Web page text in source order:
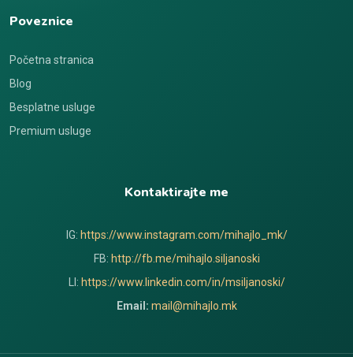
Poveznice
Početna stranica
Blog
Besplatne usluge
Premium usluge
Kontaktirajte me
IG: https://www.instagram.com/mihajlo_mk/
FB: http://fb.me/mihajlo.siljanoski
LI: https://www.linkedin.com/in/msiljanoski/
Email: mail@mihajlo.mk